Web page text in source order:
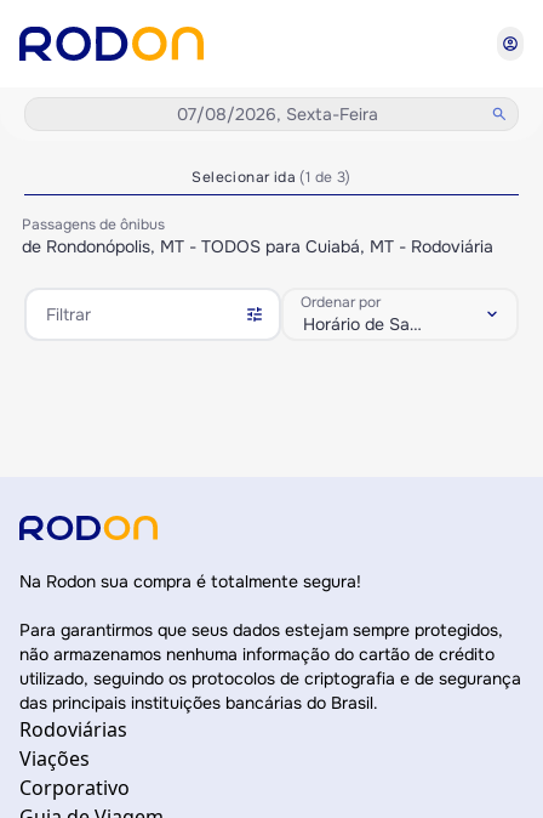
account_circle
07/08/2026, Sexta-Feira search
Selecionar ida(1 de 3)
Passagens de ônibus
de Rondonópolis, MT - TODOS para Cuiabá, MT - Rodoviária
Filtrar tune Ordenar por
Horário de Saída keyboard_arrow_down
Na Rodon sua compra é totalmente segura!
Para garantirmos que seus dados estejam sempre protegidos,
não armazenamos nenhuma informação do cartão de crédito
utilizado, seguindo os protocolos de criptografia e de segurança
das principais instituições bancárias do Brasil.
Rodoviárias
Viações
Corporativo